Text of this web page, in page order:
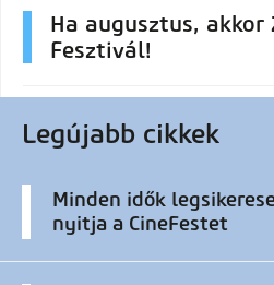
Ha augusztus, akkor
Fesztivál!
Legújabb cikkek
Minden idők
nyitja a CineFestet